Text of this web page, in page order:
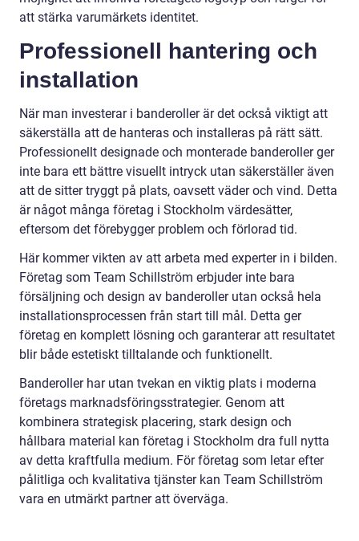
att stärka varumärkets identitet.
Professionell hantering och
installation
När man investerar i banderoller är det också viktigt att
säkerställa att de hanteras och installeras på rätt sätt.
Professionellt designade och monterade banderoller ger
inte bara ett bättre visuellt intryck utan säkerställer även
att de sitter tryggt på plats, oavsett väder och vind. Detta
är något många företag i Stockholm värdesätter,
eftersom det förebygger problem och förlorad tid.
Här kommer vikten av att arbeta med experter in i bilden.
Företag som Team Schillström erbjuder inte bara
försäljning och design av banderoller utan också hela
installationsprocessen från start till mål. Detta ger
företag en komplett lösning och garanterar att resultatet
blir både estetiskt tilltalande och funktionellt.
Banderoller har utan tvekan en viktig plats i moderna
företags marknadsföringsstrategier. Genom att
kombinera strategisk placering, stark design och
hållbara material kan företag i Stockholm dra full nytta
av detta kraftfulla medium. För företag som letar efter
pålitliga och kvalitativa tjänster kan Team Schillström
vara en utmärkt partner att överväga.